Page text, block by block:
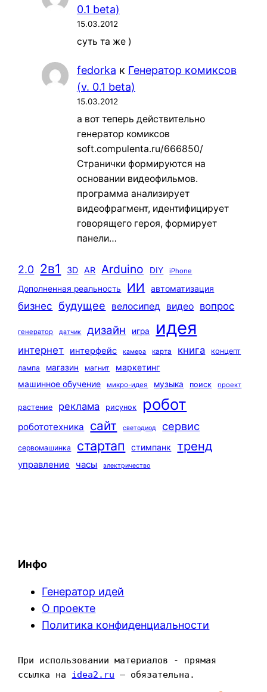
0.1 beta)
15.03.2012
суть та же )
fedorka к Генератор комиксов
(v. 0.1 beta)
15.03.2012
а вот теперь действительно
генератор комиксов
soft.compulenta.ru/666850/
Странички формируются на
основании видеофильмов.
программа анализирует
видеофрагмент, идентифицирует
говорящего героя, формирует
панели…
2.0 2в1 3D AR Arduino DIY iPhone
Дополненная реальность ИИ автоматизация
бизнес будущее велосипед видео вопрос
генератор датчик дизайн игра идея
интернет интерфейс камера карта книга
концепт
лампа
магазин магнит
маркетинг
машинное обучение
микро-идея музыка поиск проект
растение реклама рисунок робот
робототехника сайт светодиод сервис
сервомашинка стартап стимпанк тренд
управление часы электричество
Инфо
Генератор идей
О проекте
Политика конфиденциальности
При использовании материалов - прямая
ссылка на idea2.ru — обязательна.